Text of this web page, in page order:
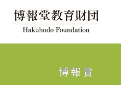
博報賞